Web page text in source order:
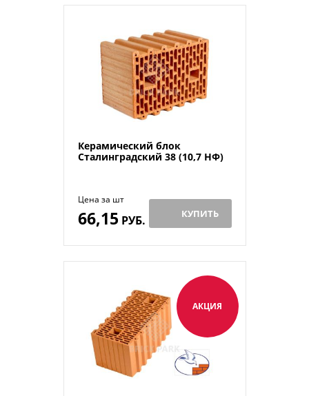
Керамический блок
Сталинградский 38 (10,7 НФ)
Цена за шт
66,15 РУБ. КУПИТЬ
АКЦИЯ